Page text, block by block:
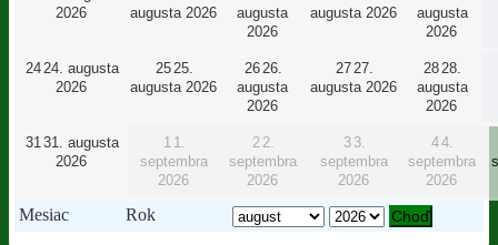
2026
augusta 2026
augusta
2026
augusta 2026
augusta
2026
2424. augusta
2026
2525.
augusta 2026
2626.
augusta
2026
2727.
augusta 2026
2828.
augusta
2026
3131. augusta
2026
1 1.
septembra
2026
22.
septembra
2026
3 3.
septembra
2026
44.
septembra
2026
Mesiac Rok